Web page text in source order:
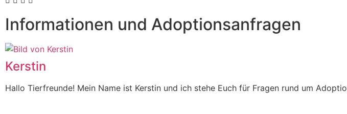
Informationen und Adoptionsanfragen
Kerstin
Hallo Tierfreunde! Mein Name ist Kerstin und ich stehe Euch für Fragen rund um